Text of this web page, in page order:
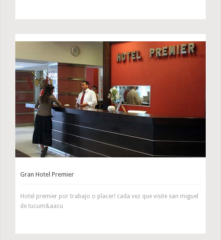
Gran Hotel Premier
Hotel premier por trabajo o placer! cada vez que visite san miguel
de tucum&aacu